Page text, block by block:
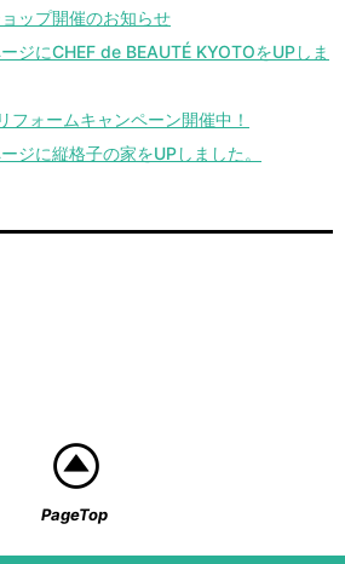
ップ開催のお知らせ
ジにCHEF de BEAUTÉ KYOTOをUPしま
フォームキャンペーン開催中！
ジに縦格子の家をUPしました。
PageTop